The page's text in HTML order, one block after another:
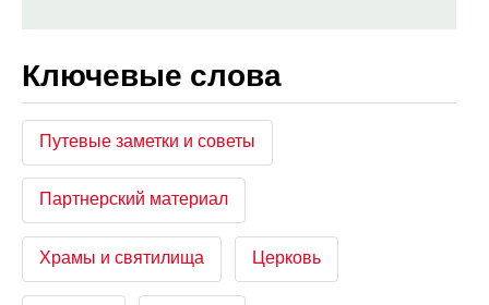
Ключевые слова
Путевые заметки и советы
Партнерский материал
Храмы и святилища Церковь